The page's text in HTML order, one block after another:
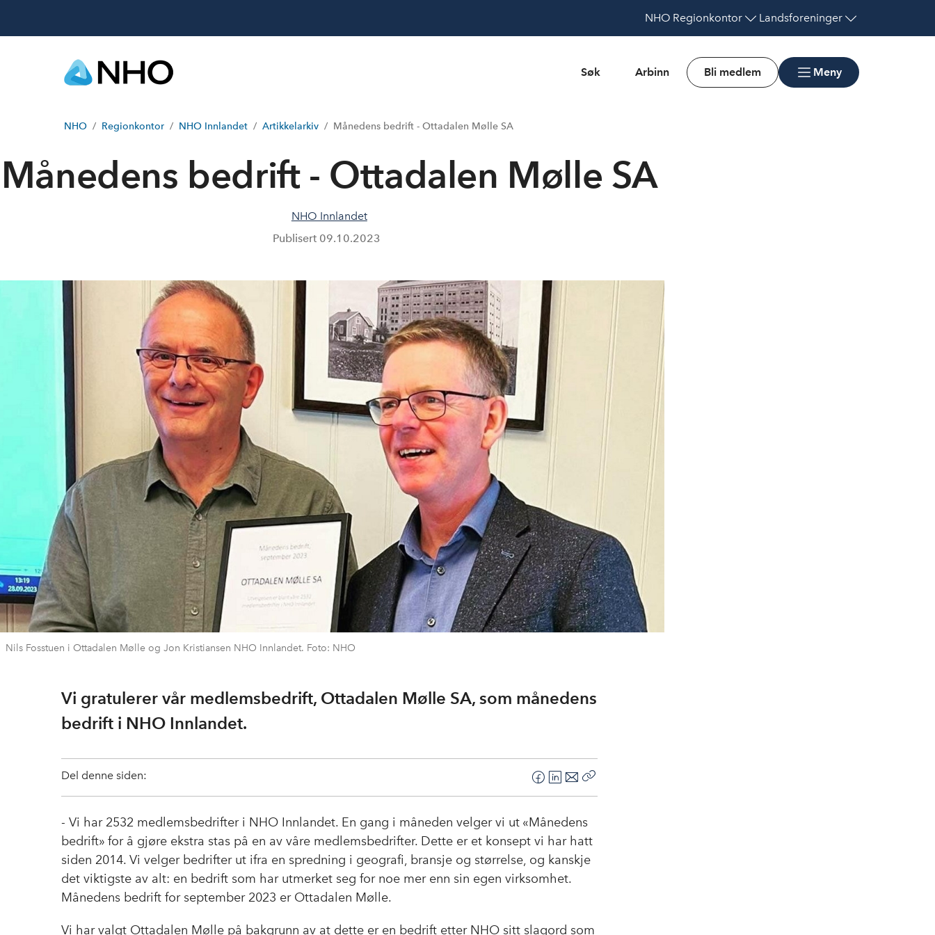
NHO Regionkontor Landsforeninger
Søk Arbinn Bli medlem Meny
NHO Regionkontor NHO Innlandet Artikkelarkiv Månedens bedrift - Ottadalen Mølle SA
Månedens bedrift - Ottadalen Mølle SA
NHO Innlandet
Publisert 09.10.2023
Nils Fosstuen i Ottadalen Mølle og Jon Kristiansen NHO Innlandet. Foto: NHO
Vi gratulerer vår medlemsbedrift, Ottadalen Mølle SA, som månedens
bedrift i NHO Innlandet.
Del denne siden:
F
a
c
o
o
L
i
n
k
e
d
I
E
-
p
t
- Vi har 2532 medlemsbedrifter i NHO Innlandet. En gang i måneden velger vi ut «Månedens
bedrift» for å gjøre ekstra stas på en av våre medlemsbedrifter. Dette er et konsept vi har hatt
siden 2014. Vi velger bedrifter ut ifra en spredning i geografi, bransje og størrelse, og kanskje
det viktigste av alt: en bedrift som har utmerket seg for noe mer enn sin egen virksomhet.
Månedens bedrift for september 2023 er Ottadalen Mølle.
Vi har valgt Ottadalen Mølle på bakgrunn av at dette er en bedrift etter NHO sitt slagord som